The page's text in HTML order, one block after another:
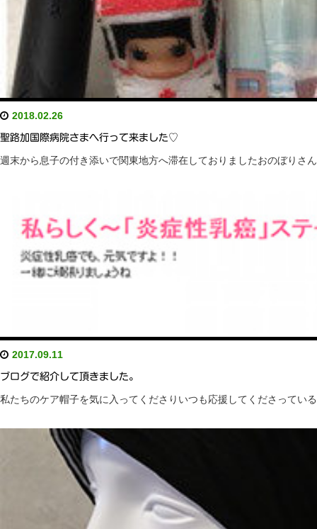
2018.02.26
聖路加国際病院さまへ行って来ました♡
週末から息子の付き添いで関東地方へ滞在しておりましたおのぼりさ
2017.09.11
ブログで紹介して頂きました。
私たちのケア帽子を気に入ってくださりいつも応援してくださってい